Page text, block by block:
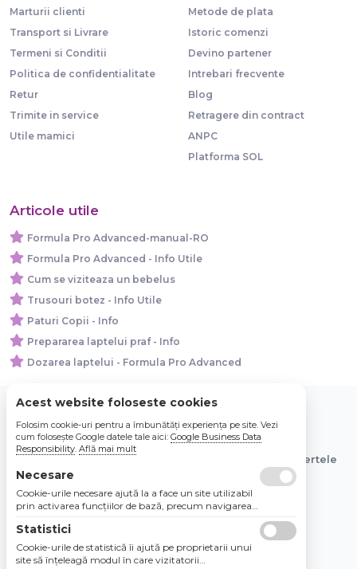
Marturii clienti
Transport si Livrare
Termeni si Conditii
Politica de confidentialitate
Retur
Trimite in service
Utile mamici
Metode de plata
Istoric comenzi
Devino partener
Intrebari frecvente
Blog
Retragere din contract
ANPC
Platforma SOL
Articole utile
Formula Pro Advanced-manual-RO
Formula Pro Advanced - Info Utile
Cum se viziteaza un bebelus
Trusouri botez - Info Utile
Paturi Copii - Info
Prepararea laptelui praf - Info
Dozarea laptelui - Formula Pro Advanced
© 2026 Bebe Nou Online Store SRL
Toate preturile sunt exprimate in lei si includ tva. Ofertele
sunt valabile in limita stocului disponibil.
Acest website foloseste cookies
Folosim cookie-uri pentru a îmbunătăți experiența pe site. Vezi
cum folosește Google datele tale aici: Google Business Data
Responsibility. Află mai mult
Necesare
Cookie-urile necesare ajută la a face un site utilizabil
prin activarea funcţiilor de bază, precum navigarea
Site-ul nu poate funcţiona corespunzător fără aceste
cookie-uri.
Statistici
Cookie-urile de statistică îi ajută pe proprietarii unui
site să înţeleagă modul în care vizitatorii